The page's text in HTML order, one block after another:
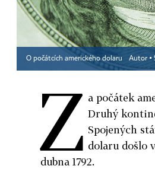
O počátcích amerického dolaru Autor ▪
Z a počátek
Druhý
Spojených
dolaru došlo
dubna 1792.